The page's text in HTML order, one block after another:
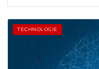
TECHNOLOGIE